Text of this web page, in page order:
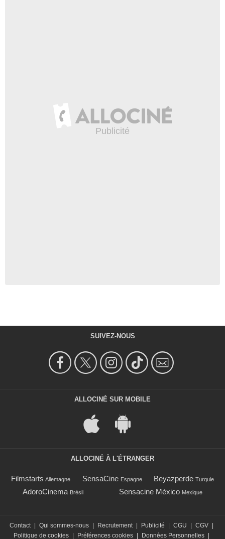
SUIVEZ-NOUS
ALLOCINÉ SUR MOBILE
ALLOCINÉ À L'ÉTRANGER
Filmstarts Allemagne SensaCine Espagne Beyazperde Turquie
AdoroCinema Brésil Sensacine México Mexique
Contact | Qui sommes-nous | Recrutement | Publicité | CGU | CGV |
Politique de cookies | Préférences cookies | Données Personnelles |